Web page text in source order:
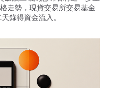
走勢，現貨交易所交易基金
錄得資金流入。